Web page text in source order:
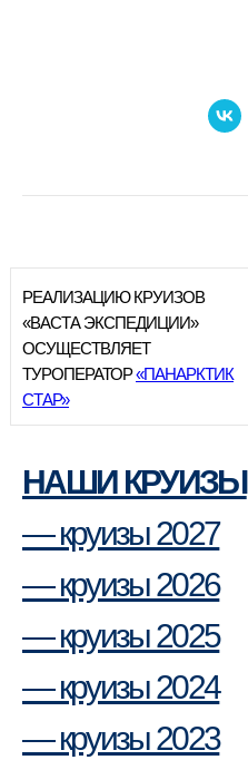
РЕАЛИЗАЦИЮ КРУИЗОВ
«ВАСТА ЭКСПЕДИЦИИ»
ОСУЩЕСТВЛЯЕТ
ТУРОПЕРАТОР«ПАНАРКТИК
СТАР»
НАШИ КРУИЗЫ
— круизы 2027
— круизы 2026
— круизы 2025
— круизы 2024
— круизы 2023